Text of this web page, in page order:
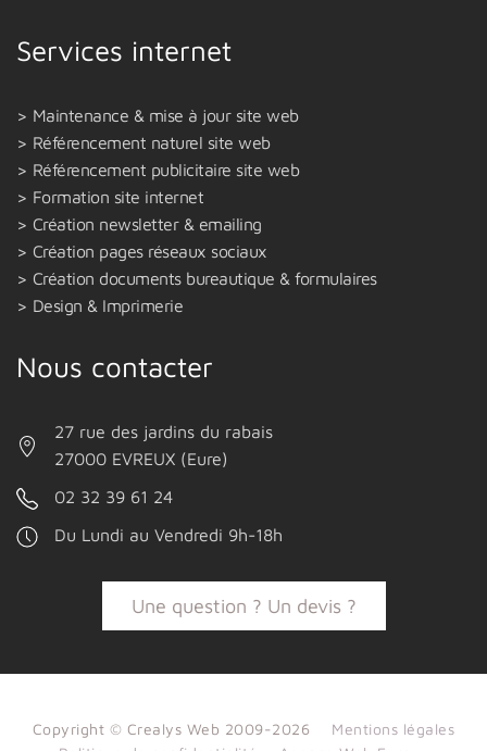
Services internet
Maintenance & mise à jour site web
Référencement naturel site web
Référencement publicitaire site web
Formation site internet
Création newsletter & emailing
Création pages réseaux sociaux
Création documents bureautique & formulaires
Design & Imprimerie
Nous contacter
27 rue des jardins du rabais
27000 EVREUX (Eure)
02 32 39 61 24
Du Lundi au Vendredi 9h-18h
Une question ? Un devis ?
Copyright © Crealys Web 2009-2026
Mentions légales